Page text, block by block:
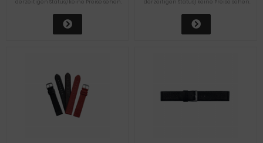
derzeitigen Status) keine Preise sehen. derzeitigen Status) keine Preise sehen.